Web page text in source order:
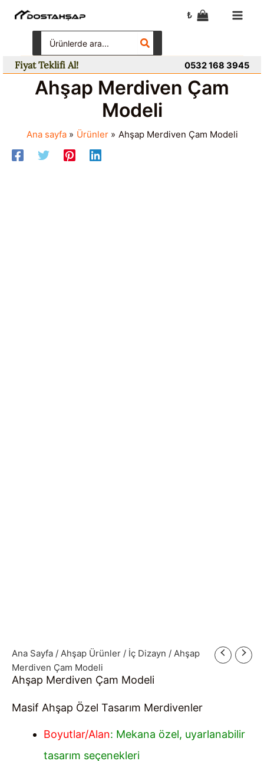
₺
for:
Fiyat Teklifi Al! 0532 168 3945
Ahşap Merdiven Çam
Modeli
Ana sayfa Ürünler Ahşap Merdiven Çam Modeli
Ana Sayfa / Ahşap Ürünler / İç Dizayn / Ahşap
Merdiven Çam Modeli
Ahşap Merdiven Çam Modeli
Masif Ahşap Özel Tasarım Merdivenler
Boyutlar/Alan: Mekana özel, uyarlanabilir
tasarım seçenekleri